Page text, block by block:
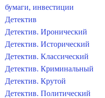
бумаги, инвестиции
Детектив
Детектив. Иронический
Детектив. Исторический
Детектив. Классический
Детектив. Криминальный
Детектив. Крутой
Детектив. Политический